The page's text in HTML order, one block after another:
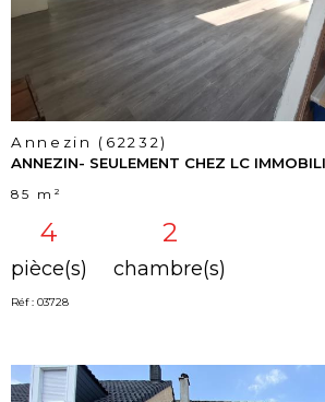
Annezin (62232)
ANNEZIN- SEULEMENT CHEZ LC
85 m²
4
pièce(s)
2
chambre(s)
Réf : 03728